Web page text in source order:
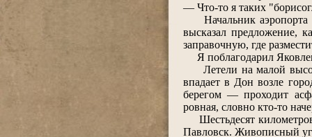
― Что-то я таких
Начальник аэропорта
высказал предложение,
заправочную, где
Я поблагодарил
Летели на малой
впадает в Дон возле
берегом ― проходит
ровная, словно кто-то
Шестьдесят
Павловск. Живописный